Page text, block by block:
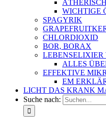
WICHTIGE
SPAGYRIK
CHLORDIOXID
BOR, BORAX
LEBENSELIXIER
ALLES
EFFEKTIVE
EM
LICHT DAS KRANK
Suche nach: